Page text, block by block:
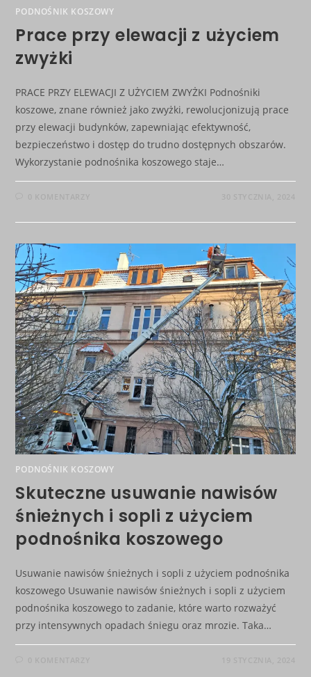
PODNOŚNIK KOSZOWY
Prace przy elewacji z użyciem
zwyżki
PRACE PRZY ELEWACJI Z UŻYCIEM ZWYŻKI Podnośniki
koszowe, znane również jako zwyżki, rewolucjonizują prace
przy elewacji budynków, zapewniając efektywność,
bezpieczeństwo i dostęp do trudno dostępnych obszarów.
Wykorzystanie podnośnika koszowego staje…
PODNOŚNIK KOSZOWY
Skuteczne usuwanie nawisów
śnieżnych i sopli z użyciem
podnośnika koszowego
Usuwanie nawisów śnieżnych i sopli z użyciem podnośnika
koszowego Usuwanie nawisów śnieżnych i sopli z użyciem
podnośnika koszowego to zadanie, które warto rozważyć
przy intensywnych opadach śniegu oraz mrozie. Taka…